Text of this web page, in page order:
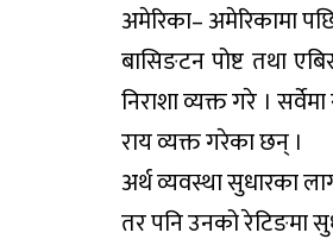
अमेरिका– अमेरिकामा
बासिङटन पोष्ट तथा
निराशा व्यक्त गरे ।
राय व्यक्त गरेका छन् ।
अर्थ व्यवस्था सुधारका
तर पनि उनको रेटिङमा